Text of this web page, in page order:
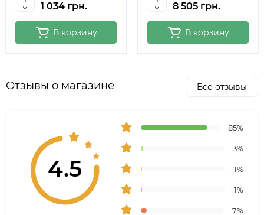
1 034 грн.
В корзину
8 505 грн.
В корзину
Отзывы о магазине Все отзывы
4.5
85%
3%
1%
1%
7%